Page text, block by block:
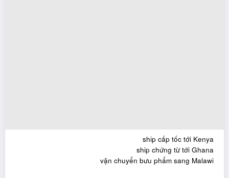
ship cấp tốc tới Kenya
ship chứng từ tới Ghana
vận chuyển bưu phẩm sang Malawi